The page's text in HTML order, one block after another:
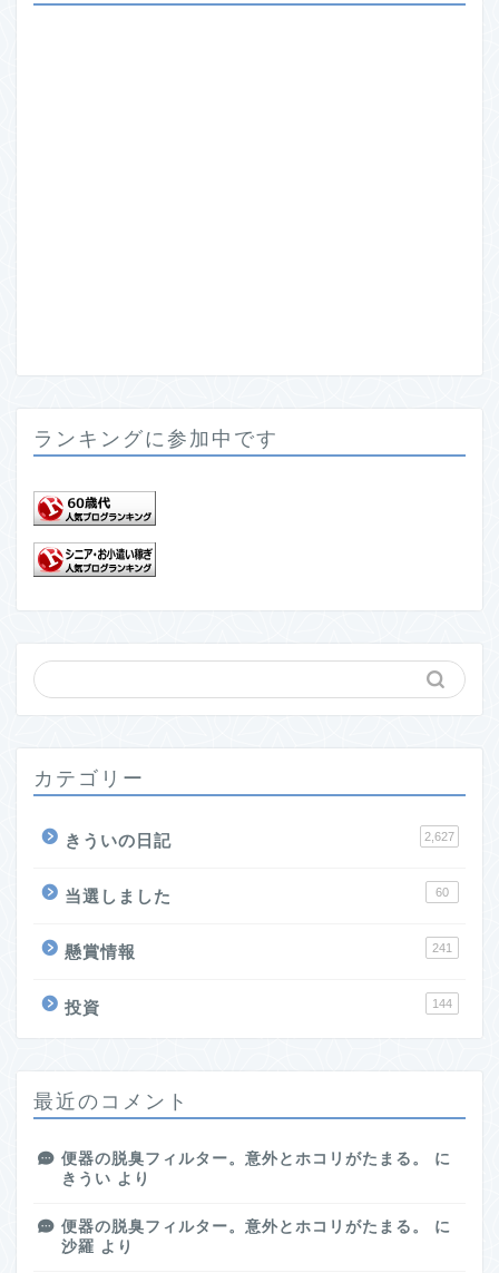
ランキングに参加中です
カテゴリー
きういの日記 2,627
当選しました 60
懸賞情報 241
投資 144
最近のコメント
便器の脱臭フィルター。意外とホコリがたまる。
に
きうい より
便器の脱臭フィルター。意外とホコリがたまる。
に
沙羅 より